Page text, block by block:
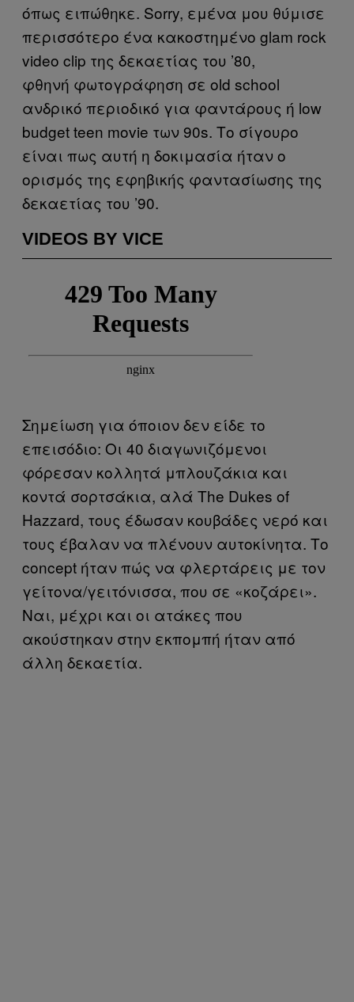
όπως ειπώθηκε. Sorry, εμένα μου θύμισε
περισσότερο ένα κακοστημένο glam rock
video clip της δεκαετίας του ’80,
φθηνή φωτογράφηση σε old school
ανδρικό περιοδικό για φαντάρους ή low
budget teen movie των 90s. Το σίγουρο
είναι πως αυτή η δοκιμασία ήταν ο
ορισμός της εφηβικής φαντασίωσης της
δεκαετίας του ’90.
VIDEOS BY VICE
Σημείωση για όποιον δεν είδε το
επεισόδιο: Οι 40 διαγωνιζόμενοι
φόρεσαν κολλητά μπλουζάκια και
κοντά σορτσάκια, αλά The Dukes of
Hazzard, τους έδωσαν κουβάδες νερό και
τους έβαλαν να πλένουν αυτοκίνητα. Το
concept ήταν πώς να φλερτάρεις με τον
γείτονα/γειτόνισσα, που σε «κοζάρει».
Ναι, μέχρι και οι ατάκες που
ακούστηκαν στην εκπομπή ήταν από
άλλη δεκαετία.